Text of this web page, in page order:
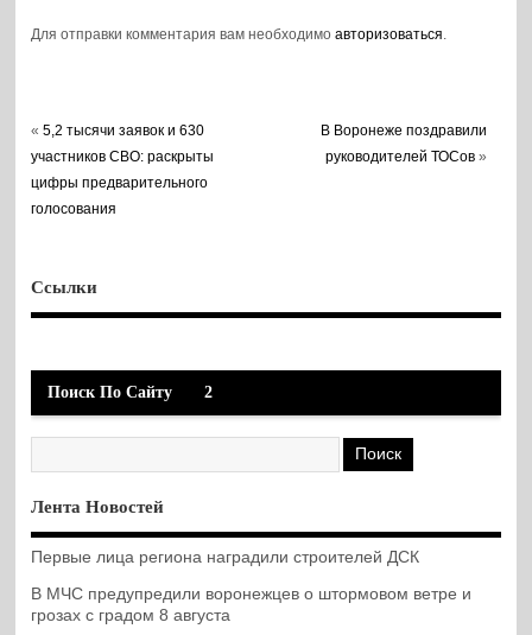
Для отправки комментария вам необходимоавторизоваться.
«5,2 тысячи заявок и 630
участников СВО: раскрыты
цифры предварительного
голосования
В Воронеже поздравили
руководителей ТОСов »
Ссылки
Поиск По Сайту 2
Лента Новостей
Первые лица региона наградили строителей ДСК
В МЧС предупредили воронежцев о штормовом ветре и
грозах с градом 8 августа